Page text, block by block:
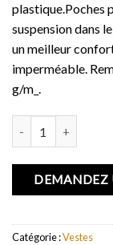
plastique.Poches
suspension dans
un meilleur
imperméable.
g/m_.
DEMANDEZ
Catégorie :Vestes